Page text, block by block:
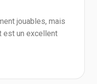
jouables, mais
est un excellent